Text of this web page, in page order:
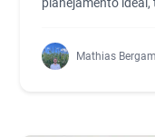
Mathias